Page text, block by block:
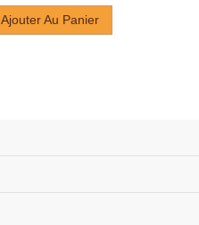
Ajouter Au Panier